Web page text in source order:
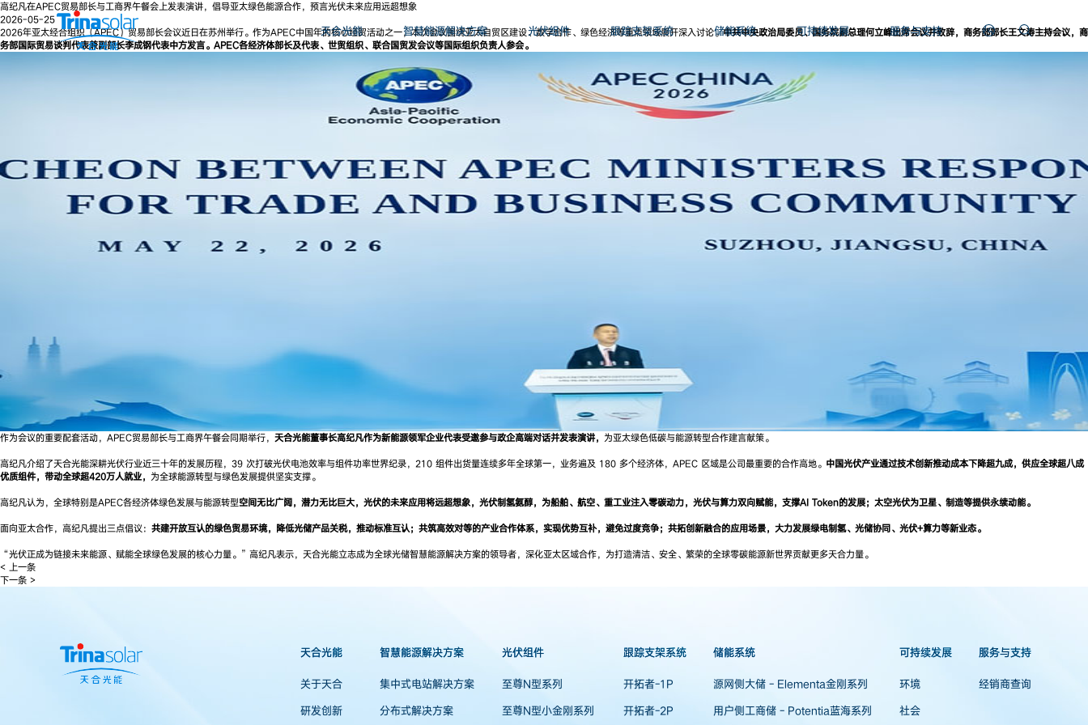
天合光能 智慧能源解决方案 光伏组件 跟踪支架系统 储能系统 可持续发展 服务与支持
高纪凡在APEC贸易部长与工商界午餐会上发表演讲，倡导亚太绿色能源合作，预言光伏未来应用远超想象
2026-05-25
2026年亚太经合组织（APEC）贸易部长会议近日在苏州举行。作为APEC中国年的核心经贸活动之一，本次会议围绕亚太自贸区建设、数字合作、绿色经济等重点领域展开深入讨论。中共中央政治局委员、国务院副总理何立峰出席会议并致辞，商务部部长王文涛主持会议，商
务部国际贸易谈判代表兼副部长李成钢代表中方发言。APEC各经济体部长及代表、世贸组织、联合国贸发会议等国际组织负责人参会。
作为会议的重要配套活动，APEC贸易部长与工商界午餐会同期举行， 天合光能董事长高纪凡作为新能源领军企业代表受邀参与政企高端对话并发表演讲， 为亚太绿色低碳与能源转型合作建言献策。
高纪凡介绍了天合光能深耕光伏行业近三十年的发展历程，39 次打破光伏电池效率与组件功率世界纪录，210 组件出货量连续多年全球第一，业务遍及 180 多个经济体，APEC 区域是公司最重要的合作高地。 中国光伏产业通过技术创新推动成本下降超九成，供应全球超八成
优质组件，带动全球超420万人就业， 为全球能源转型与绿色发展提供坚实支撑。
高纪凡认为，全球特别是APEC各经济体绿色发展与能源转型空间无比广阔，潜力无比巨大，光伏的未来应用将远超想象，光伏制氢氨醇，为船舶、航空、重工业注入零碳动力，光伏与算力双向赋能，支撑AI Token的发展；太空光伏为卫星、制造等提供永续动能。
面向亚太合作，高纪凡提出三点倡议： 共建开放互认的绿色贸易环境，降低光储产品关税，推动标准互认；共筑高效对等的产业合作体系，实现优势互补，避免过度竞争；共拓创新融合的应用场景，大力发展绿电制氢、光储协同、光伏+算力等新业态。
“光伏正成为链接未来能源、赋能全球绿色发展的核心力量。”高纪凡表示，天合光能立志成为全球光储智慧能源解决方案的领导者，深化亚太区域合作，为打造清洁、安全、繁荣的全球零碳能源新世界贡献更多天合力量。
< 上一条
下一条 >
天合光能
关于天合
研发创新
智慧能源解决方案
集中式电站解决方案
分布式解决方案
光伏组件
至尊N型系列
至尊N型小金刚系列
跟踪支架系统
开拓者-1P
开拓者-2P
储能系统
源网侧大储 - Elementa金刚系列
用户侧工商储 - Potentia蓝海系列
可持续发展
环境
社会
服务与支持
经销商查询